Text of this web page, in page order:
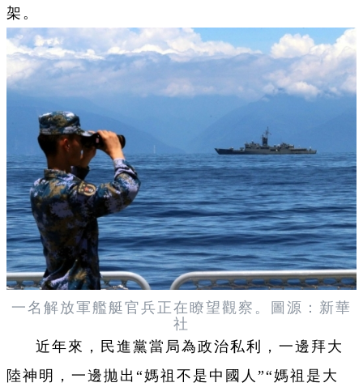
架。
一名解放軍艦艇官兵正在瞭望觀察。圖源：新華
社
近年來，民進黨當局為政治私利，一邊拜大
陸神明，一邊拋出“媽祖不是中國人”“媽祖是大